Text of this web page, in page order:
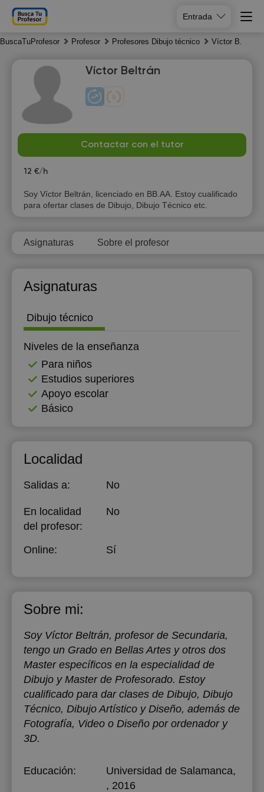
Entrada
BuscaTuProfesor Profesor Profesores Dibujo técnico Víctor B.
Víctor Beltrán
Contactar con el tutor
12 €/h
Soy Víctor Beltrán, licenciado en BB.AA. Estoy cualificado
para ofertar clases de Dibujo, Dibujo Técnico etc.
Asignaturas Sobre el profesor
Asignaturas
Dibujo técnico
Niveles de la enseñanza
Para niños
Estudios superiores
Apoyo escolar
Básico
Localidad
Salidas a: No
En localidad
del profesor:
No
Online: Sí
Sobre mi:
Soy Víctor Beltrán, profesor de Secundaria,
tengo un Grado en Bellas Artes y otros dos
Master específicos en la especialidad de
Dibujo y Master de Profesorado. Estoy
cualificado para dar clases de Dibujo, Dibujo
Técnico, Dibujo Artístico y Diseño, además de
Fotografía, Video o Diseño por ordenador y
3D.
Educación: Universidad de Salamanca,
, 2016
9
Mo
10
Tu
11
12